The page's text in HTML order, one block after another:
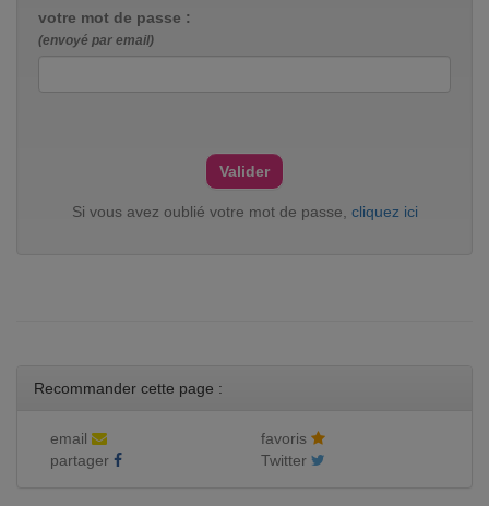
votre mot de passe :
(envoyé par email)
Si vous avez oublié votre mot de passe, cliquez ici
Recommander cette page :
email
favoris
partager
Twitter